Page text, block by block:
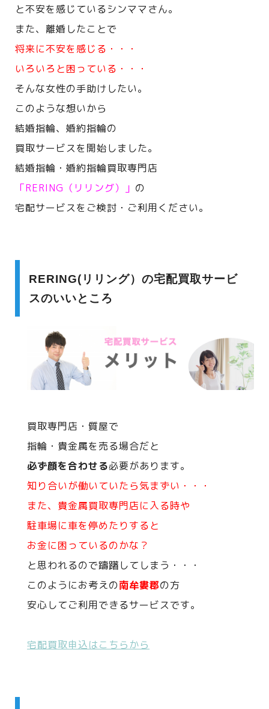
と不安を感じているシンママさん。
また、離婚したことで
将来に不安を感じる・・・
いろいろと困っている・・・
そんな女性の手助けしたい。
このような想いから
結婚指輪、婚約指輪の
買取サービスを開始しました。
結婚指輪・婚約指輪買取専門店
「RERING（リリング）」 の
宅配サービスをご検討・ご利用ください。
RERING(リリング）の宅配買取サービ
スのいいところ
買取専門店・質屋で
指輪・貴金属を売る場合だと
必ず顔を合わせる必要があります。
知り合いが働いていたら気まずい・・・
また、貴金属買取専門店に入る時や
駐車場に車を停めたりすると
お金に困っているのかな？
と思われるので躊躇してしまう・・・
このようにお考えの南牟婁郡の方
安心してご利用できるサービスです。
宅配買取申込はこちらから